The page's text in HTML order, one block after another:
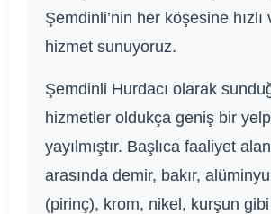
Şemdinli’nin her köşesine
hizmet sunuyoruz.
Şemdinli Hurdacı olarak
hizmetler oldukça geniş bir
yayılmıştır. Başlıca faaliyet
arasında demir, bakır,
(pirinç), krom, nikel, kurşun